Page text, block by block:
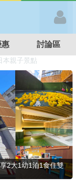
惠 討論區
本親子景點
泡湯SPA
2大1幼1泊1食住雙